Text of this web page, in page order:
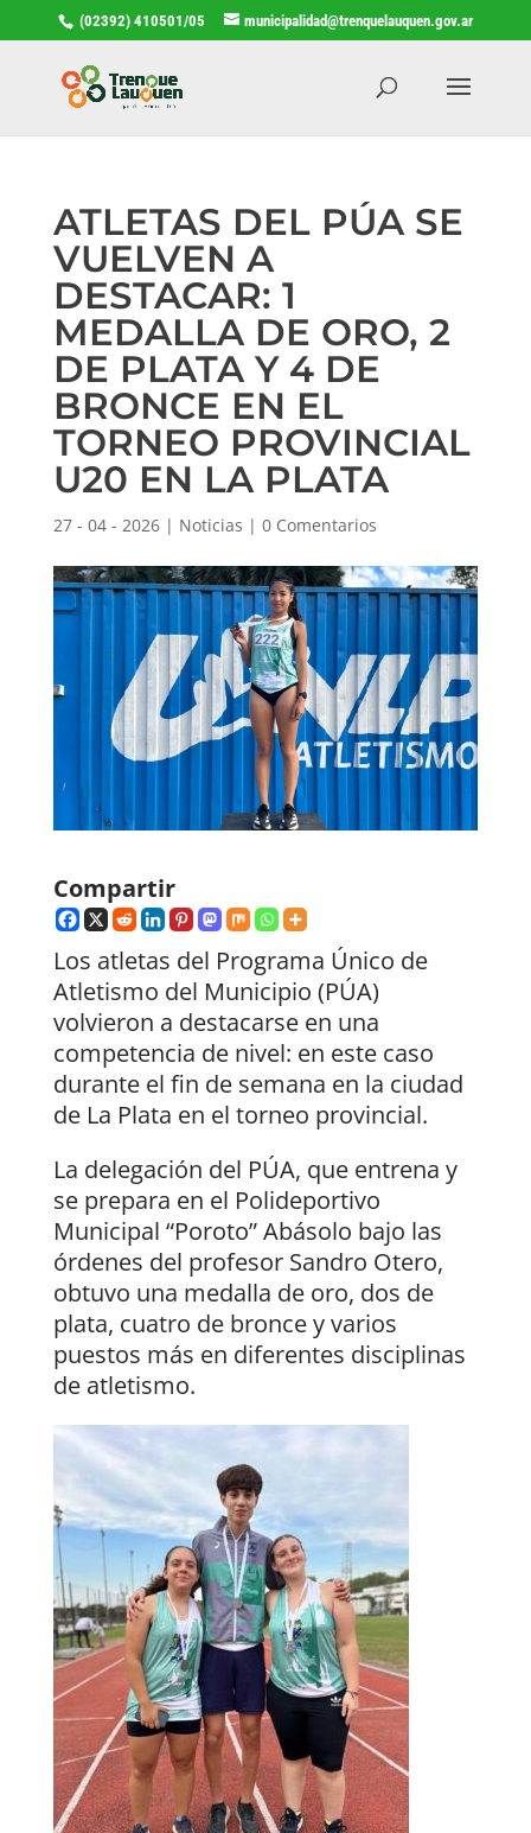
(02392) 410501/05 municipalidad@trenquelauquen.gov.ar
ATLETAS DEL PÚA SE
VUELVEN A
DESTACAR: 1
MEDALLA DE ORO, 2
DE PLATA Y 4 DE
BRONCE EN EL
TORNEO PROVINCIAL
U20 EN LA PLATA
27 - 04 - 2026| Noticias | 0 Comentarios
Compartir
Los atletas del Programa Único de
Atletismo del Municipio (PÚA)
volvieron a destacarse en una
competencia de nivel: en este caso
durante el fin de semana en la ciudad
de La Plata en el torneo provincial.
La delegación del PÚA, que entrena y
se prepara en el Polideportivo
Municipal “Poroto” Abásolo bajo las
órdenes del profesor Sandro Otero,
obtuvo una medalla de oro, dos de
plata, cuatro de bronce y varios
puestos más en diferentes disciplinas
de atletismo.